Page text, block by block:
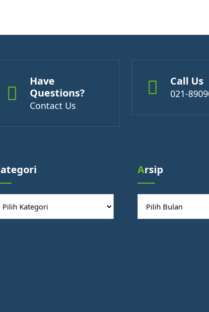
Have
Questions?
Contact Us
Call Us
021-
Kategori Arsip